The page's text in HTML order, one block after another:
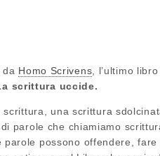
Homo Scrivens , l’ultimo
scrittura uccide.
una scrittura
parole che chiamiamo
parole possono offendere,